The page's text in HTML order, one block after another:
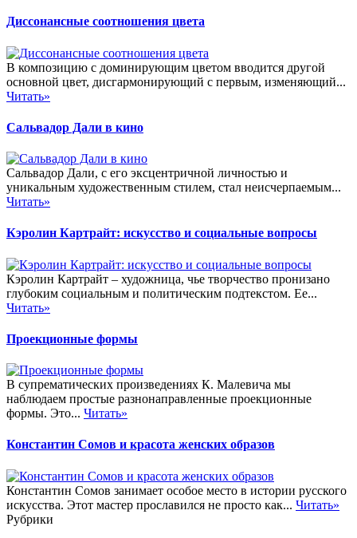
Диссонансные соотношения цвета
В композицию с доминирующим цветом вводится другой
основной цвет, дисгармонирующий с первым, изменяющий...
Читать»
Сальвадор Дали в кино
Сальвадор Дали, с его эксцентричной личностью и
уникальным художественным стилем, стал неисчерпаемым...
Читать»
Кэролин Картрайт: искусство и социальные вопросы
Кэролин Картрайт – художница, чье творчество пронизано
глубоким социальным и политическим подтекстом. Ее...
Читать»
Проекционные формы
В супрематических произведениях К. Малевича мы
наблюдаем простые разнонаправленные проекционные
формы. Это... Читать»
Константин Сомов и красота женских образов
Константин Сомов занимает особое место в истории русского
искусства. Этот мастер прославился не просто как... Читать»
Рубрики